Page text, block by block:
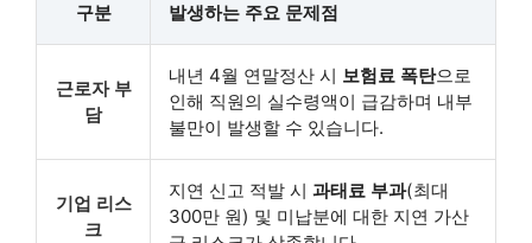
구분 발생하는 주요 문제점
근로자 부
담
내년 4월 연말정산 시 보험료 폭탄으로
인해 직원의 실수령액이 급감하며 내부
불만이 발생할 수 있습니다.
기업 리스
크
지연 신고 적발 시 과태료 부과(최대
300만 원) 및 미납분에 대한 지연 가산